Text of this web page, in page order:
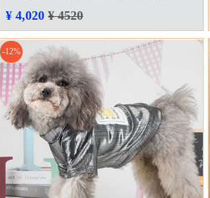
ラム柄 猫首輪 可愛い louis vuitton
¥ 4,020 ¥ 4520
-12%